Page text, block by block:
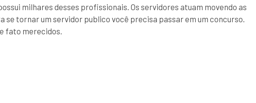
milhares desses profissionais. Os servidores atuam movendo as
se tornar um servidor publico você precisa passar em um concurso.
fato merecidos.